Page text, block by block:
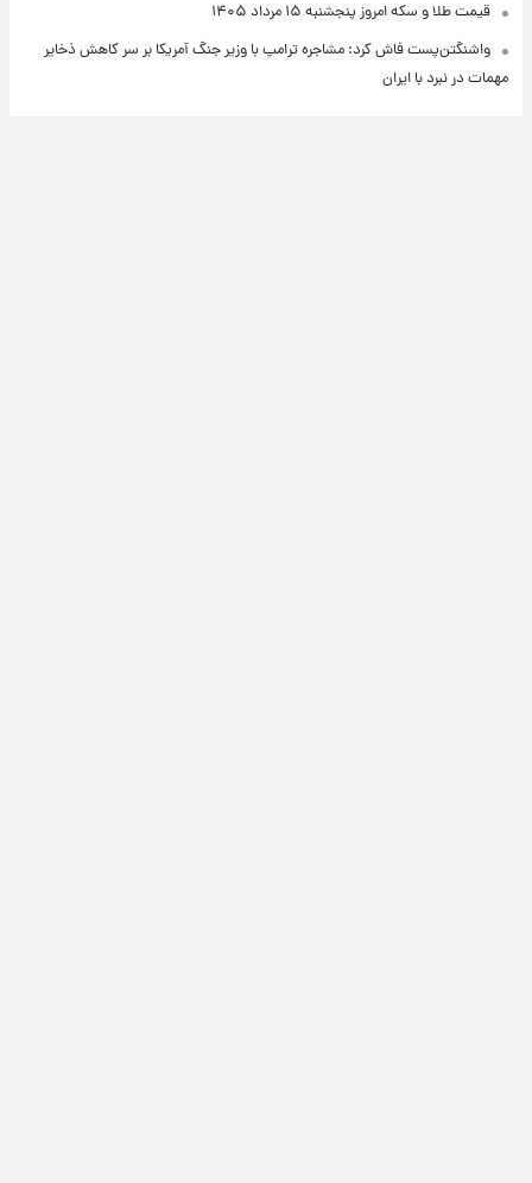
قیمت طلا و سکه امروز پنجشنبه ۱۵ مرداد ۱۴۰۵
واشنگتن‌پست فاش کرد: مشاجره ترامپ با وزیر جنگ آمریکا بر سر کاهش ذخایر
مهمات در نبرد با ایران